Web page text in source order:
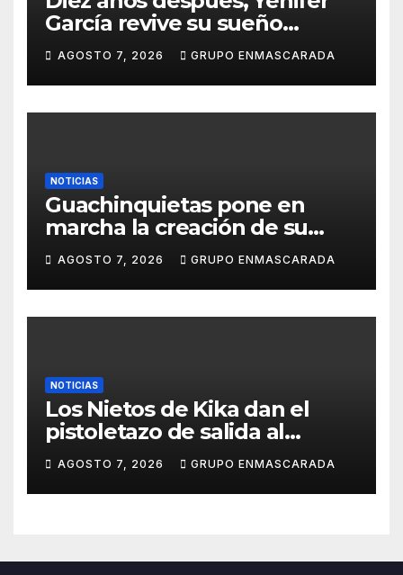
García revive su sueño
carnavalero en el vídeo de
presentación de San Juan de
la Rambla para el Grand Prix
AGOSTO 7, 2026 GRUPO ENMASCARADA
NOTICIAS
Guachinquietas pone en
marcha la creación de su
repertorio para el Carnaval
2027
AGOSTO 7, 2026 GRUPO ENMASCARADA
NOTICIAS
Los Nietos de Kika dan el
pistoletazo de salida al
Carnaval 2027 con el inicio de
sus ensayos
AGOSTO 7, 2026 GRUPO ENMASCARADA